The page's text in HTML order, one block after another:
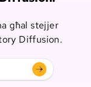
għal stejjer
Diffusion.